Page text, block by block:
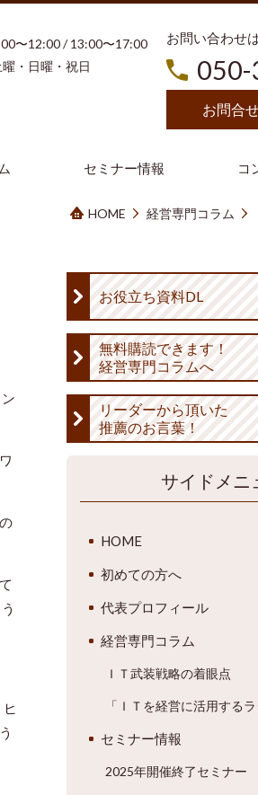
〜12:00 / 13:00〜17:00
曜・日曜・祝日
お問い合わせ
お問合
セミナー情報 コ
HOME 経営専門コラム
お役立ち資料DL
無料購読できます！
経営専門コラムへ
リーダーから頂いた
推薦のお言葉！
サイドメニ
HOME
初めての方へ
代表プロフィール
経営専門コラム
ＩＴ武装戦略の着眼点
「ＩＴを経営に活用するラ
セミナー情報
2025年開催終了セミナー